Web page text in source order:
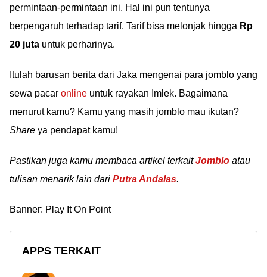
permintaan-permintaan ini. Hal ini pun tentunya
berpengaruh terhadap tarif. Tarif bisa melonjak hingga Rp
20 juta untuk perharinya.
Itulah barusan berita dari Jaka mengenai para jomblo yang
sewa pacar online untuk rayakan Imlek. Bagaimana
menurut kamu? Kamu yang masih jomblo mau ikutan?
Share ya pendapat kamu!
Pastikan juga kamu membaca artikel terkaitJomblo atau
tulisan menarik lain dari Putra Andalas.
Banner: Play It On Point
APPS TERKAIT